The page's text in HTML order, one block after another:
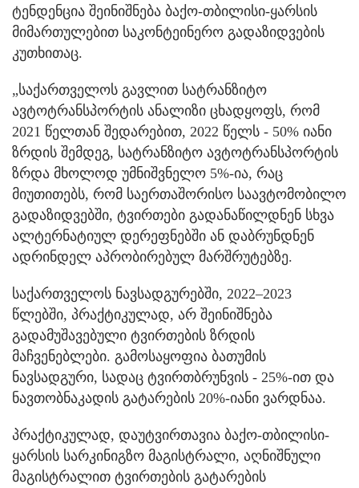
ტენდენცია შეინიშნება ბაქო-თბილისი-ყარსის
მიმართულებით საკონტეინერო გადაზიდვების
კუთხითაც.
„საქართველოს გავლით სატრანზიტო
ავტოტრანსპორტის ანალიზი ცხადყოფს, რომ
2021 წელთან შედარებით, 2022 წელს - 50% იანი
ზრდის შემდეგ, სატრანზიტო ავტოტრანსპორტის
ზრდა მხოლოდ უმნიშვნელო 5%-ია, რაც
მიუთითებს, რომ საერთაშორისო საავტომობილო
გადაზიდვებში, ტვირთები გადანაწილდნენ სხვა
ალტერნატიულ დერეფნებში ან დაბრუნდნენ
ადრინდელ აპრობირებულ მარშრუტებზე.
საქართველოს ნავსადგურებში, 2022–2023
წლებში, პრაქტიკულად, არ შეინიშნება
გადამუშავებული ტვირთების ზრდის
მაჩვენებლები. გამოსაყოფია ბათუმის
ნავსადგური, სადაც ტვირთბრუნვის - 25%-ით და
ნავთობნაკადის გატარების 20%-იანი ვარდნაა.
პრაქტიკულად, დაუტვირთავია ბაქო-თბილისი-
ყარსის სარკინიგზო მაგისტრალი, აღნიშნული
მაგისტრალით ტვირთების გატარების